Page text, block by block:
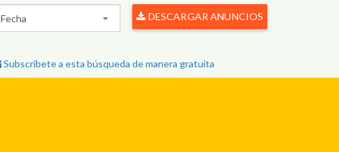
Fecha
DESCARGAR ANUNCIOS
Subscríbete a esta búsqueda de manera gratuita